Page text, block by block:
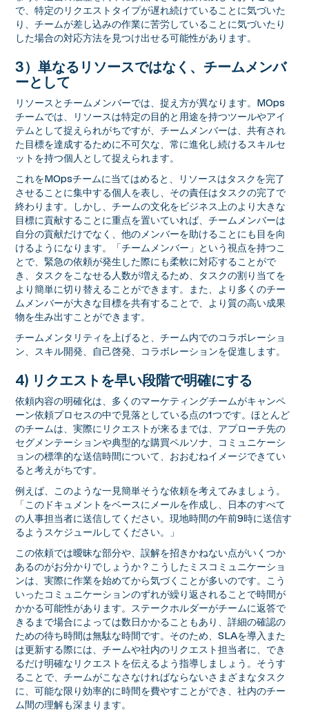
で、特定のリクエストタイプが遅れ続けていることに気づいた
り、チームが差し込みの作業に苦労していることに気づいたり
した場合の対応方法を見つけ出せる可能性があります。
3）単なるリソースではなく、チームメンバ
ーとして
リソースとチームメンバーでは、捉え方が異なります。MOps
チームでは、リソースは特定の目的と用途を持つツールやアイ
テムとして捉えられがちですが、チームメンバーは、共有され
た目標を達成するために不可欠な、常に進化し続けるスキルセ
ットを持つ個人として捉えられます。
これをMOpsチームに当てはめると、リソースはタスクを完了
させることに集中する個人を表し、その責任はタスクの完了で
終わります。しかし、チームの文化をビジネス上のより大きな
目標に貢献することに重点を置いていれば、チームメンバーは
自分の貢献だけでなく、他のメンバーを助けることにも目を向
けるようになります。「チームメンバー」という視点を持つこ
とで、緊急の依頼が発生した際にも柔軟に対応することがで
き、タスクをこなせる人数が増えるため、タスクの割り当てを
より簡単に切り替えることができます。また、より多くのチー
ムメンバーが大きな目標を共有することで、より質の高い成果
物を生み出すことができます。
チームメンタリティを上げると、チーム内でのコラボレーショ
ン、スキル開発、自己啓発、コラボレーションを促進します。
4) リクエストを早い段階で明確にする
依頼内容の明確化は、多くのマーケティングチームがキャンペ
ーン依頼プロセスの中で見落としている点の1つです。ほとんど
のチームは、実際にリクエストが来るまでは、アプローチ先の
セグメンテーションや典型的な購買ペルソナ、コミュニケーシ
ョンの標準的な送信時間について、おおむねイメージできてい
ると考えがちです。
例えば、このような一見簡単そうな依頼を考えてみましょう。
「このドキュメントをベースにメールを作成し、日本のすべて
の人事担当者に送信してください。現地時間の午前9時に送信す
るようスケジュールしてください。」
この依頼では曖昧な部分や、誤解を招きかねない点がいくつか
あるのがお分かりでしょうか？こうしたミスコミュニケーショ
ンは、実際に作業を始めてから気づくことが多いのです。こう
いったコミュニケーションのずれが繰り返されることで時間が
かかる可能性があります。ステークホルダーがチームに返答で
きるまで場合によっては数日かかることもあり、詳細の確認の
ための待ち時間は無駄な時間です。そのため、SLAを導入また
は更新する際には、チームや社内のリクエスト担当者に、でき
るだけ明確なリクエストを伝えるよう指導しましょう。そうす
ることで、チームがこなさなければならないさまざまなタスク
に、可能な限り効率的に時間を費やすことができ、社内のチー
ム間の理解も深まります。